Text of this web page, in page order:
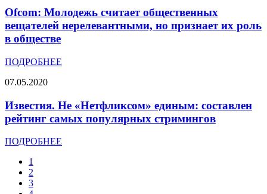
Ofcom: Молодежь считает общественных
вещателей нерелевантными, но признает их роль
в обществе
ПОДРОБНЕЕ
07.05.2020
Известия. Не «Нетфликсом» единым: составлен
рейтинг самых популярных стримингов
ПОДРОБНЕЕ
1
2
3